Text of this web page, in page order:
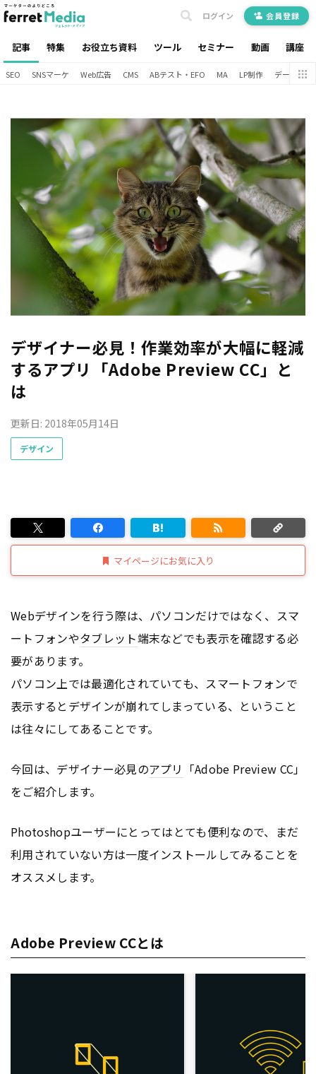
記事 特集 お役立ち資料 ツール セミナー 動画 講座
ログイン 会員登録
SEO SNSマーケ Web広告 CMS ABテスト・EFO MA LP制作 データ分析
デザイナー必見！作業効率が大幅に軽減
するアプリ「Adobe Preview CC」と
は
更新日: 2018年05月14日
デザイン
マイページにお気に入り
Webデザインを行う際は、パソコンだけではなく、スマ
ートフォンやタブレット端末などでも表示を確認する必
要があります。
パソコン上では最適化されていても、スマートフォンで
表示するとデザインが崩れてしまっている、ということ
は往々にしてあることです。
今回は、デザイナー必見のアプリ 「Adobe Preview CC」
をご紹介します。
Photoshopユーザーにとってはとても便利なので、まだ
利用されていない方は一度インストールしてみることを
オススメします。
Adobe Preview CCとは